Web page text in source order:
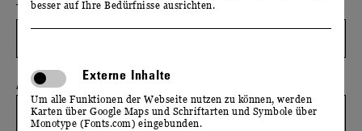
Telefonnummer
Adresse
besser auf Ihre Bedürfnisse ausrichten.
Externe Inhalte
Um alle Funktionen der Webseite nutzen zu können, werden
Karten über Google Maps und Schriftarten und Symbole über
Monotype (Fonts.com) eingebunden.